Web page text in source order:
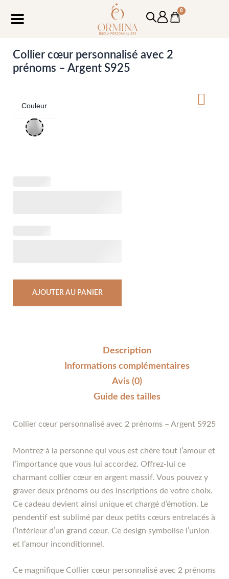
0Cart
Collier cœur personnalisé avec 2
prénoms – Argent S925
Couleur
AJOUTER AU PANIER
Description
Informations complémentaires
Avis (0)
Guide des tailles
Collier cœur personnalisé avec 2 prénoms – Argent S925
Montrez à la personne qui vous est chère tout l’amour et
l’importance que vous lui accordez. Offrez-lui ce
charmant collier cœur en argent massif. Vous pouvez y
graver deux prénoms ou des inscriptions de votre choix.
Ce cadeau devient ainsi unique et chargé d’émotion. Le
pendentif est sublimé par deux petits cœurs entrelacés à
l’intérieur d’un grand cœur. Ce design symbolise l’union
et l’amour inconditionnel.
Ce magnifique Collier cœur personnalisé avec 2 prénoms